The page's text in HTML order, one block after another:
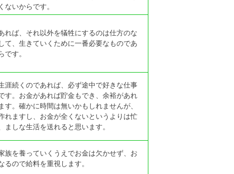
ないからです。
れば、それ以外を犠牲にするのは仕方のな
て、生きていくために一番必要なものであ
です。
涯続くのであれば、必ず途中で好きな仕事
す。お金があれば貯金もでき、余裕があれ
。確かに時間は無いかもしれませんが、
れますし、お金が全くないというよりは忙
ましな生活を送れると思います。
族を養っていくうえでお金は欠かせず、お
ので給料を重視します。